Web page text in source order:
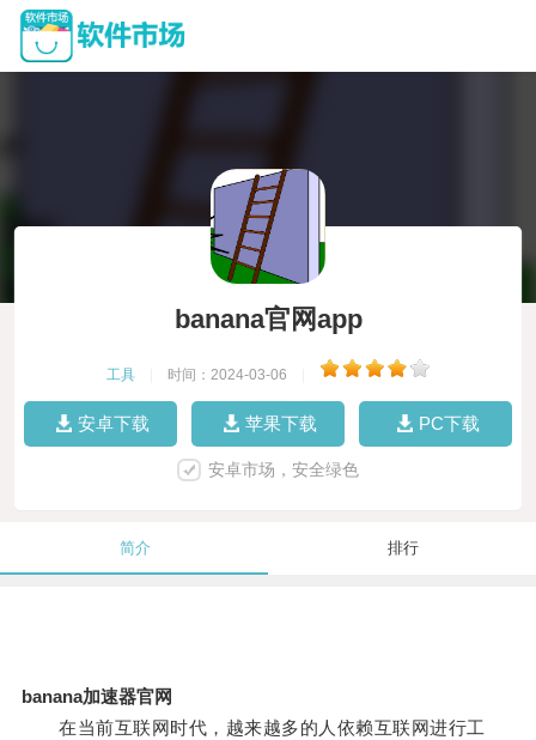
banana官网app
工具 时间：2024-03-06
安卓下载 苹果下载 PC下载
安卓市场，安全绿色
简介 排行
banana加速器官网
在当前互联网时代，越来越多的人依赖互联网进行工